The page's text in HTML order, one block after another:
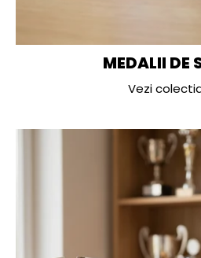
MEDALII DE
Vezi